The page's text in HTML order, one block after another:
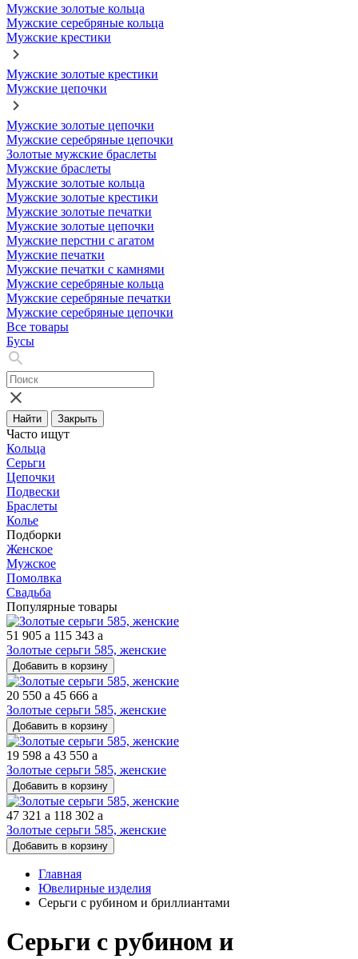
Мужские золотые кольца
Мужские серебряные кольца
Мужские крестики
Мужские золотые крестики
Мужские цепочки
Мужские золотые цепочки
Мужские серебряные цепочки
Золотые мужские браслеты
Мужские браслеты
Мужские золотые кольца
Мужские золотые крестики
Мужские золотые печатки
Мужские золотые цепочки
Мужские перстни с агатом
Мужские печатки
Мужские печатки с камнями
Мужские серебряные кольца
Мужские серебряные печатки
Мужские серебряные цепочки
Все товары
Бусы
Найти Закрыть
Часто ищут
Кольца
Серьги
Цепочки
Подвески
Браслеты
Колье
Подборки
Женское
Мужское
Помолвка
Свадьба
Популярные товары
51 905 a 115 343 a
Золотые серьги 585, женские
Добавить в корзину
20 550 a 45 666 a
Золотые серьги 585, женские
Добавить в корзину
19 598 a 43 550 a
Золотые серьги 585, женские
Добавить в корзину
47 321 a 118 302 a
Золотые серьги 585, женские
Добавить в корзину
Главная
Ювелирные изделия
Серьги с рубином и бриллиантами
Серьги с рубином и